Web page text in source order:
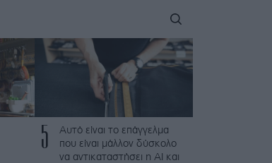
5
Αυτό είναι το επάγγελμα
που είναι μάλλον δύσκολο
να αντικαταστήσει η AI και